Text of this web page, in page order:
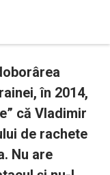
în 2014,
că Vladimir
de rachete
Nu are